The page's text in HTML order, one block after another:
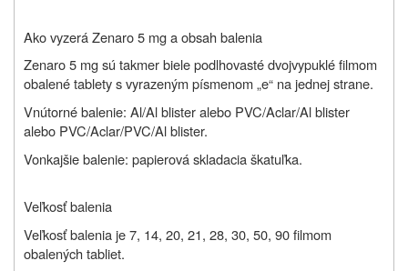
Ako vyzerá Zenaro 5 mg a obsah balenia
Zenaro 5 mg sú takmer biele podlhovasté dvojvypuklé filmom
obalené tablety s vyrazeným písmenom „e“ na jednej strane.
Vnútorné balenie: Al/Al blister alebo PVC/Aclar/Al blister
alebo PVC/Aclar/PVC/Al blister.
Vonkajšie balenie: papierová skladacia škatuľka.
Veľkosť balenia
Veľkosť balenia je 7, 14, 20, 21, 28, 30, 50, 90 filmom
obalených tabliet.